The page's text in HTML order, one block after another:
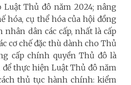
Thủ đô năm 2024; nâng
hóa, cụ thể hóa của hội đồng
nhân dân các cấp, nhất là cấp
cơ chế đặc thù dành cho Thủ
cấp chính quyền Thủ đô là
thực hiện Luật Thủ đô năm
thủ tục hành chính: kiểm